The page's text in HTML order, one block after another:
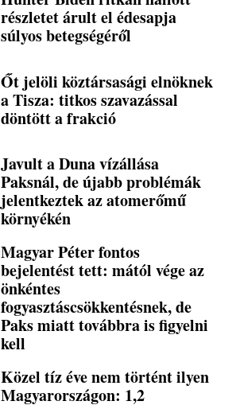
részletet árult el édesapja
súlyos betegségéről
Őt jelöli köztársasági elnöknek
a Tisza: titkos szavazással
döntött a frakció
Javult a Duna vízállása
Paksnál, de újabb problémák
jelentkeztek az atomerőmű
környékén
Magyar Péter fontos
bejelentést tett: mától vége az
önkéntes
fogyasztáscsökkentésnek, de
Paks miatt továbbra is figyelni
kell
Közel tíz éve nem történt ilyen
Magyarországon: 1,2